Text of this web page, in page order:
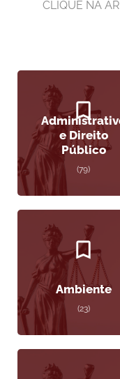
CLIQUE NA
e Direito
Público
(79)
Ambiente
(23)